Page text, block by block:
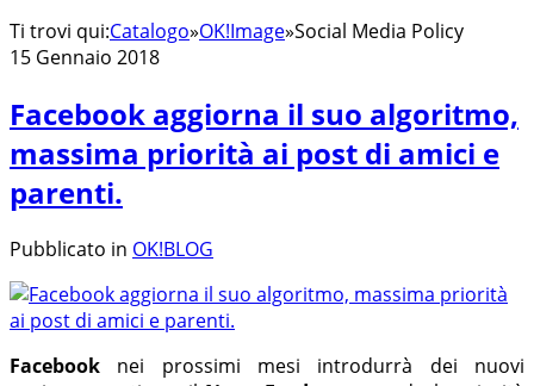
Ti trovi qui:Catalogo»OK!Image»Social Media Policy
15 Gennaio 2018
Facebook aggiorna il suo algoritmo,
massima priorità ai post di amici e
parenti.
Pubblicato in OK!BLOG
Facebook nei prossimi mesi introdurrà dei nuovi